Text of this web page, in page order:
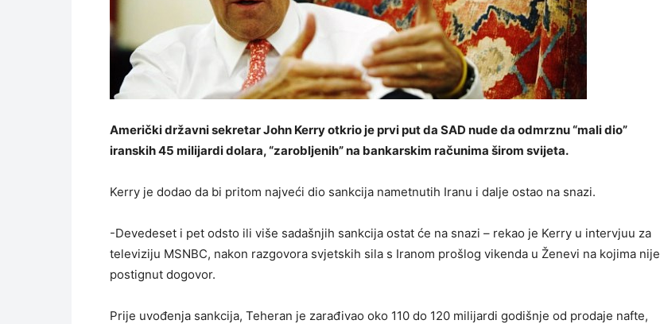
Američki državni sekretar John Kerry otkrio je prvi put da SAD nude da odmrznu “mali dio”
iranskih 45 milijardi dolara, “zarobljenih” na bankarskim računima širom svijeta.
Kerry je dodao da bi pritom najveći dio sankcija nametnutih Iranu i dalje ostao na snazi.
-Devedeset i pet odsto ili više sadašnjih sankcija ostat će na snazi – rekao je Kerry u intervjuu za
televiziju MSNBC, nakon razgovora svjetskih sila s Iranom prošlog vikenda u Ženevi na kojima nije
postignut dogovor.
Prije uvođenja sankcija, Teheran je zarađivao oko 110 do 120 milijardi godišnje od prodaje nafte,